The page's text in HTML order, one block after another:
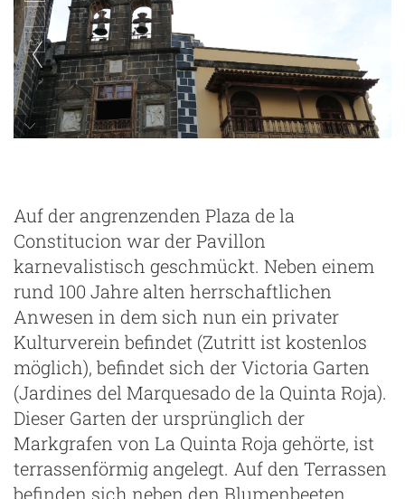
Auf der angrenzenden Plaza de la
Constitucion war der Pavillon
karnevalistisch geschmückt. Neben einem
rund 100 Jahre alten herrschaftlichen
Anwesen in dem sich nun ein privater
Kulturverein befindet (Zutritt ist kostenlos
möglich), befindet sich der Victoria Garten
(Jardines del Marquesado de la Quinta Roja).
Dieser Garten der ursprünglich der
Markgrafen von La Quinta Roja gehörte, ist
terrassenförmig angelegt. Auf den Terrassen
befinden sich neben den Blumenbeeten